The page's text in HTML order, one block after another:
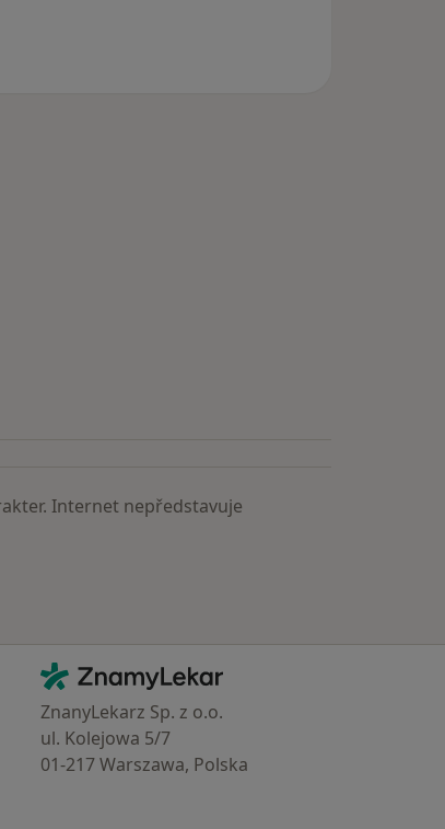
Internet nepředstavuje
Kontakt
ZnamyLekar - Hlavní stránka
ZnanyLekarz Sp. z o.o.
ul. Kolejowa 5/7
01-217 Warszawa, Polska